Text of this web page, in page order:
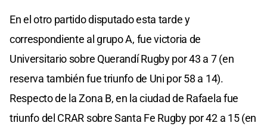
En el otro partido disputado esta tarde y
correspondiente al grupo A, fue victoria de
Universitario sobre Querandí Rugby por 43 a 7 (en
reserva también fue triunfo de Uni por 58 a 14).
Respecto de la Zona B, en la ciudad de Rafaela fue
triunfo del CRAR sobre Santa Fe Rugby por 42 a 15 (en